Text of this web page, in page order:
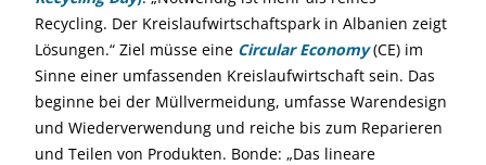
Recycling. Der Kreislaufwirtschaftspark in Albanien zeigt
Lösungen.“ Ziel müsse eine Circular Economy(CE) im
Sinne einer umfassenden Kreislaufwirtschaft sein. Das
beginne bei der Müllvermeidung, umfasse Warendesign
und Wiederverwendung und reiche bis zum Reparieren
und Teilen von Produkten. Bonde: „Das lineare